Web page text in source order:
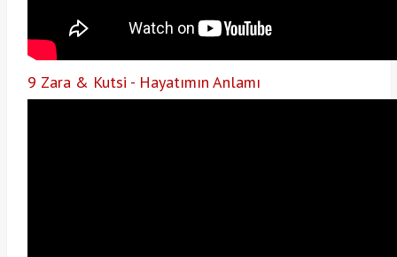
9 Zara & Kutsi - Hayatımın Anlamı